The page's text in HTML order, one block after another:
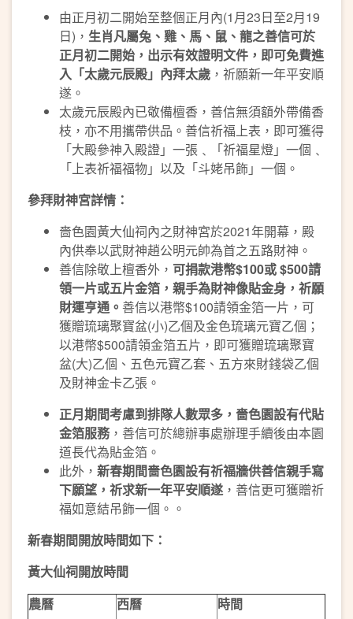
由正月初二開始至整個正月內(1月23日至2月19
日)， 生肖凡屬兔、雞、馬、鼠、龍之善信可於
正月初二開始，出示有效證明文件，即可免費進
入「太歲元辰殿」內拜太歲 ，祈願新一年平安順
遂。
太歲元辰殿內已敬備檀香，善信無須額外帶備香
枝，亦不用攜帶供品。善信祈福上表，即可獲得
「大殿參神入殿證」一張﹑「祈福星燈」一個﹑
「上表祈福福物」以及「斗姥吊飾」一個。
參拜財神宮詳情：
嗇色園黃大仙祠內之財神宮於2021年開幕，殿
內供奉以武財神趙公明元帥為首之五路財神。
善信除敬上檀香外， 可捐款港幣$100或$500請
領一片或五片金箔，親手為財神像貼金身，祈願
財運亨通。 善信以港幣$100請領金箔一片，可
獲贈琉璃聚寶盆(小)乙個及金色琉璃元寶乙個；
以港幣$500請領金箔五片，即可獲贈琉璃聚寶
盆(大)乙個、五色元寶乙套、五方來財錢袋乙個
及財神金卡乙張。
正月期間考慮到排隊人數眾多，嗇色園設有代貼
金箔服務 ，善信可於總辦事處辦理手續後由本園
道長代為貼金箔。
此外， 新春期間嗇色園設有祈福牆供善信親手寫
下願望，祈求新一年平安順遂，善信更可獲贈祈
福如意結吊飾一個。。
新春期間開放時間如下：
黃大仙祠開放時間
農曆
西曆 時間